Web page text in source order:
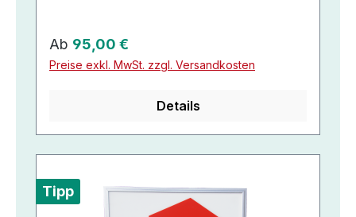
Regulärer Preis:
Ab 95,00 €
Preise exkl. MwSt. zzgl. Versandkosten
Details
Tipp